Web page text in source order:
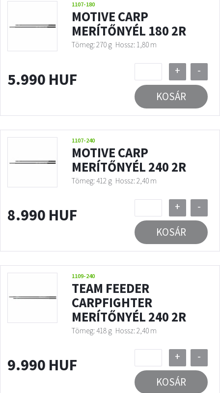
1107-180
MOTIVE CARP
MERÍTŐNYÉL 180 2R
Tömeg: 270 g Hossz: 1,80 m
5.990 HUF +
-
KOSÁR
1107-240
MOTIVE CARP
MERÍTŐNYÉL 240 2R
Tömeg: 412 g Hossz: 2,40 m
8.990 HUF +
-
KOSÁR
1109-240
TEAM FEEDER
CARPFIGHTER
MERÍTŐNYÉL 240 2R
Tömeg: 418 g Hossz: 2,40 m
9.990 HUF +
-
KOSÁR